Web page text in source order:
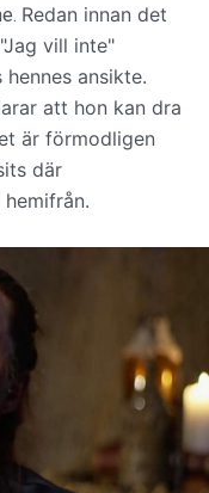
Redan innan det
vill inte"
ansikte.
att hon kan dra
är förmodligen
där